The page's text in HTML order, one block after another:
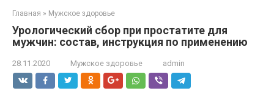
Главная » Мужское здоровье
Урологический сбор при простатите для
мужчин: состав, инструкция по применению
28.11.2020 Мужское здоровье admin